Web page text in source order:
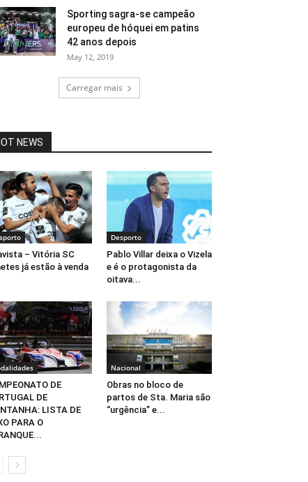
Sporting sagra-se campeão
europeu de hóquei em patins
42 anos depois
May 12, 2019
Carregar mais
NEWS
– Vitória SC
já estão à venda
Desporto
Pablo Villar deixa o Vizela
e é o protagonista da
oitava...
DE
DE
LISTA DE
PARA O
Nacional
Obras no bloco de
partos de Sta. Maria são
“urgência” e...